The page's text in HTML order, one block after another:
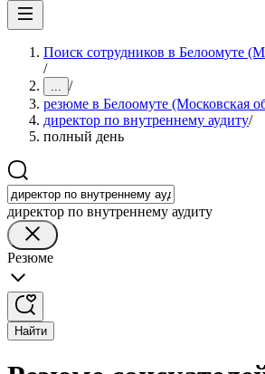
Поиск сотрудников в Белоомуте
/
... /
резюме в Белоомуте (Московская
директор по внутреннему аудиту/
полный день
директор по внутреннему аудиту
Резюме
Найти